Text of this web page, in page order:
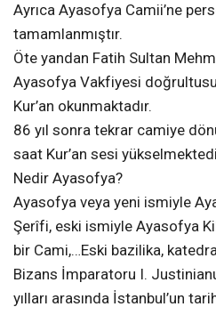
Ayrıca Ayasofya Camii’ne
tamamlanmıştır.
Öte yandan Fatih Sultan
Ayasofya Vakfiyesi
Kur’an okunmaktadır.
86 yıl sonra tekrar camiye
saat Kur’an sesi
Nedir Ayasofya?
Ayasofya veya yeni ismiyle
Şerîfi, eski ismiyle Ayasofya
bir Cami,…Eski bazilika,
Bizans İmparatoru I.
yılları arasında İstanbul’un